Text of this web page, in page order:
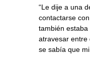
“Le dije a una
contactarse
también
atravesar entre
se sabía que